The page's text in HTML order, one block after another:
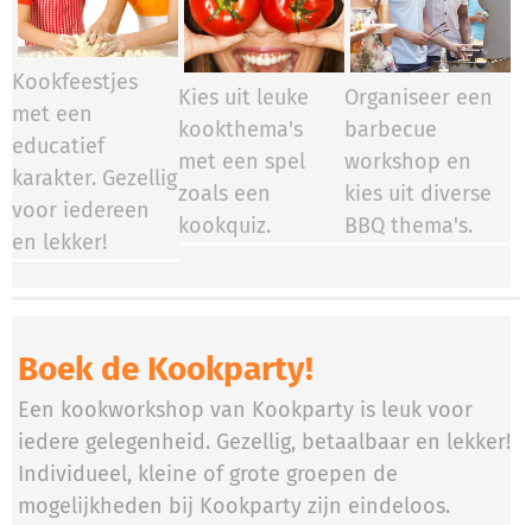
Kookfeestjes
met een
educatief
karakter. Gezellig
voor iedereen
en lekker!
Kies uit leuke
kookthema's
met een spel
zoals een
kookquiz.
Organiseer een
barbecue
workshop en
kies uit diverse
BBQ thema's.
Boek de Kookparty!
Een kookworkshop van Kookparty is leuk voor
iedere gelegenheid. Gezellig, betaalbaar en lekker!
Individueel, kleine of grote groepen de
mogelijkheden bij Kookparty zijn eindeloos.